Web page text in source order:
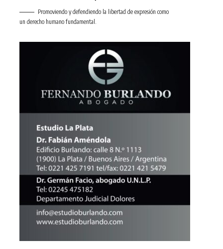
Promoviendo y defendiendo la libertad de expresión como
un derecho humano fundamental.